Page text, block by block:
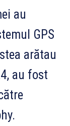
au
GPS
arătau
au fost